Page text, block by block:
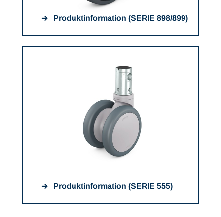
Produktinformation (SERIE 898/899)
Produktinformation (SERIE 555)